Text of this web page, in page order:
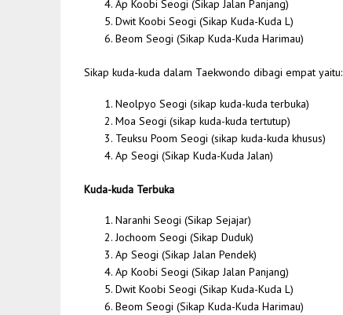
Ap Koobi Seogi (Sikap Jalan Panjang)
Dwit Koobi Seogi (Sikap Kuda-Kuda L)
Beom Seogi (Sikap Kuda-Kuda Harimau)
Sikap kuda-kuda dalam Taekwondo dibagi empat yaitu:
Neolpyo Seogi (sikap kuda-kuda terbuka)
Moa Seogi (sikap kuda-kuda tertutup)
Teuksu Poom Seogi (sikap kuda-kuda khusus)
Ap Seogi (Sikap Kuda-Kuda Jalan)
Kuda-kuda Terbuka
Naranhi Seogi (Sikap Sejajar)
Jochoom Seogi (Sikap Duduk)
Ap Seogi (Sikap Jalan Pendek)
Ap Koobi Seogi (Sikap Jalan Panjang)
Dwit Koobi Seogi (Sikap Kuda-Kuda L)
Beom Seogi (Sikap Kuda-Kuda Harimau)